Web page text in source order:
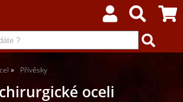
Přívěsky
oceli